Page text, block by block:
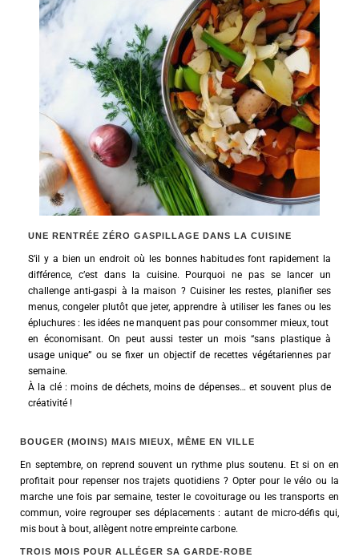
UNE RENTRÉE ZÉRO GASPILLAGE DANS LA CUISINE
S’il y a bien un endroit où les bonnes habitudes font rapidement la
différence, c’est dans la cuisine. Pourquoi ne pas se lancer un
challenge anti-gaspi à la maison ? Cuisiner les restes, planifier ses
menus, congeler plutôt que jeter, apprendre à utiliser les fanes ou les
épluchures : les idées ne manquent pas pour consommer mieux, tout
en économisant. On peut aussi tester un mois “sans plastique à
usage unique” ou se fixer un objectif de recettes végétariennes par
semaine.
À la clé : moins de déchets, moins de dépenses… et souvent plus de
créativité !
BOUGER (MOINS) MAIS MIEUX, MÊME EN VILLE
En septembre, on reprend souvent un rythme plus soutenu. Et si on en
profitait pour repenser nos trajets quotidiens ? Opter pour le vélo ou la
marche une fois par semaine, tester le covoiturage ou les transports en
commun, voire regrouper ses déplacements : autant de micro-défis qui,
mis bout à bout, allègent notre empreinte carbone.
TROIS MOIS POUR ALLÉGER SA GARDE-ROBE